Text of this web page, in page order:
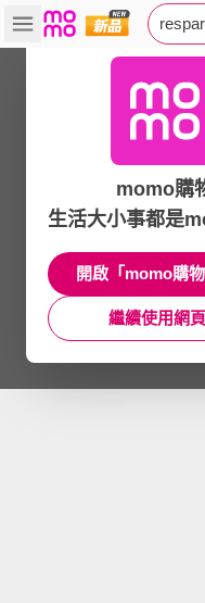
momo購
生活大小事都是
開啟「momo購
繼續使用網